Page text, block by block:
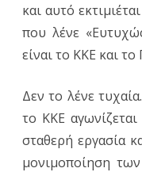
και αυτό
που λένε
είναι το ΚΚΕ και
Δεν το λένε
το ΚΚΕ
σταθερή εργασία
μονιμοποίηση